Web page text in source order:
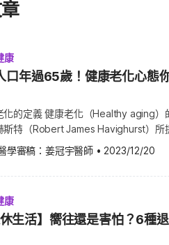
知識也催生了將基礎研究轉化為實際
Aging)〉，正值當前時代轉折點之
的在於彌補基礎研究（老年科學）與
時可能重新定義並擴展傳統的老化標
因加以整體對應，可能代表醫學的一
等人於 2025 年
標、核心概念定義、探討的老化機制
康
口年過65歲！健康老化心態
化的定義 健康老化（Healthy aging）
斯特（Robert James Havighurst）所
The Gerontologist）期刊。哈文赫斯
），說明成功老化 （Successful
老人多多參加各式活動、維持社交生
的定義，健康老化是：發展並維持「
發揮）之過程，而有正常的生活機能便能夠造
學審稿： 姜冠宇醫師 • 2023/12/20
康
休生活】嚮往還是害怕？6種